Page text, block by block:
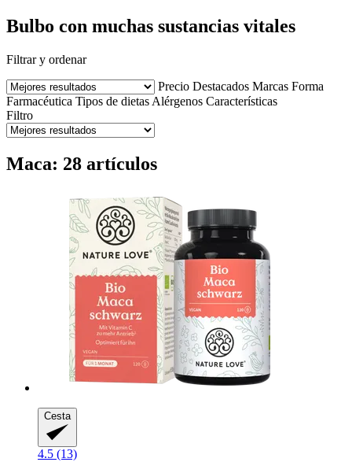
Bulbo con muchas sustancias vitales
Filtrar y ordenar
Precio Destacados Marcas Forma
Farmacéutica Tipos de dietas Alérgenos Características
Filtro
Maca: 28 artículos
Cesta
4.5 (13)